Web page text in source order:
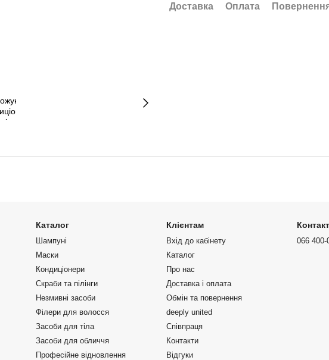
Доставка Оплата
Каталог
Шампуні
Маски
Кондиціонери
Скраби та пілінги
Незмивні засоби
Філери для волосся
Засоби для тіла
Засоби для обличчя
Професійне відновлення
Клієнтам
Вхід до кабінету
Каталог
Про нас
Доставка і оплата
Обмін та повернення
deeply united
Співпраця
Контакти
Відгуки
066 400-